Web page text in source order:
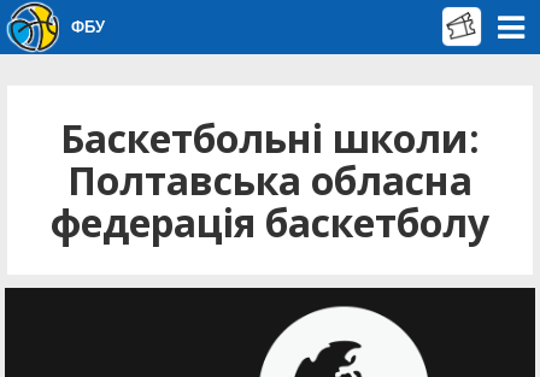
ФБУ
Баскетбольні школи:
Полтавська обласна
федерація баскетболу